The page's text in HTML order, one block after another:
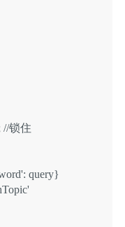
//锁住
query}